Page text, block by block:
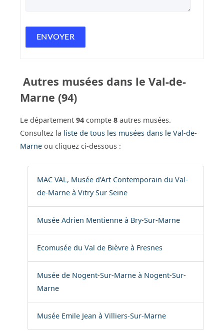
Autres musées dans le Val-de-
Marne (94)
Le département 94 compte 8 autres musées.
Consultez la liste de tous les musées dans le Val-de-
Marne ou cliquez ci-dessous :
MAC VAL, Musée d’Art Contemporain du Val-
de-Marne à Vitry Sur Seine
Musée Adrien Mentienne à Bry-Sur-Marne
Ecomusée du Val de Bièvre à Fresnes
Musée de Nogent-Sur-Marne à Nogent-Sur-
Marne
Musée Emile Jean à Villiers-Sur-Marne